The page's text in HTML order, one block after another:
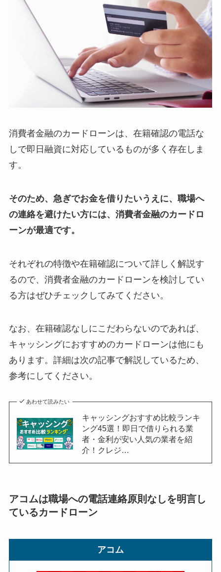
消費者金融のカードローンは、在籍確認の電話な
しで即日融資に対応しているものが多く存在しま
す。
そのため、急ぎでお金を借りたいうえに、職場へ
の連絡を避けたい方には、消費者金融のカードロ
ーンが最適です。
それぞれの特徴や在籍確認について詳しく解説す
るので、消費者金融のカードローンを検討してい
る方はぜひチェックしてみてください。
なお、在籍確認なしにこだわらないのであれば、
キャッシングにおすすめのカードローンは他にも
あります。詳細は次の記事で解説しているため、
参考にしてください。
あわせて読みたい
キャッシングおすすめ比較ランキ
ング45選！即日で借りられる業
者・金利が安い人気の業者を紹
介！クレジ…
アコムは職場への電話連絡原則なしを明言し
ているカードローン
アコム